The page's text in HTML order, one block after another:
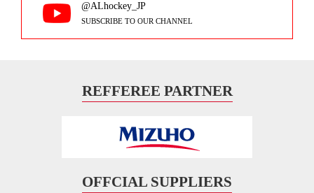
@ALhockey_JP
SUBSCRIBE TO OUR CHANNEL
REFFEREE PARTNER
OFFCIAL SUPPLIERS